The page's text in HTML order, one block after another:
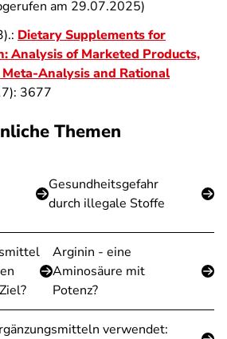
am 29.07.2025)
Dietary Supplements for
Analysis of Marketed Products,
Analysis and Rational
3677
Themen
Gesundheitsgefahr
durch illegale Stoffe
Arginin - eine
Aminosäure mit
Potenz?
verwendet: